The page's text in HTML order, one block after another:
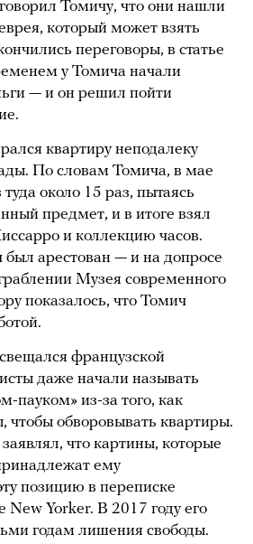
Томичу, что они нашли
который может взять
переговоры, в статье
у Томича начали
— и он решил пойти
квартиру неподалеку
По словам Томича, в мае
около 15 раз, пытаясь
предмет, и в итоге взял
и коллекцию часов.
был арестован — и на допросе
Музея современного
показалось, что Томич
французской
даже начали называть
пауком» из-за того, как
чтобы обворовывать квартиры.
что картины, которые
ему
позицию в переписке
New Yorker. В 2017 году его
годам лишения свободы.